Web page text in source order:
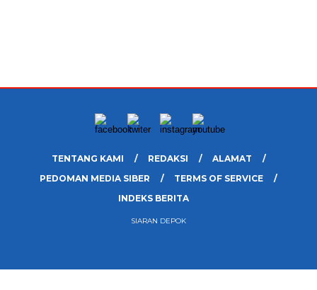
TENTANG KAMI REDAKSI
ALAMAT
PEDOMAN MEDIA SIBER
TERMS OF SERVICE
INDEKS BERITA
SIARAN DEPOK